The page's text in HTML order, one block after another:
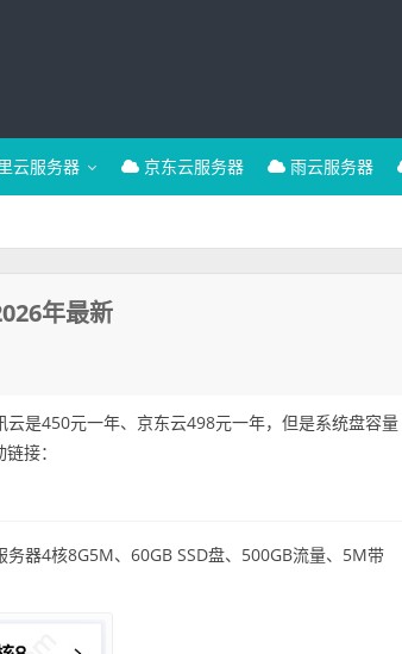
云服务器 京东云服务器 雨云服务器
年最新
是450元一年、京东云498元一年，但是系统盘容量
接：
务器4核8G5M、60GB SSD盘、500GB流量、5M带